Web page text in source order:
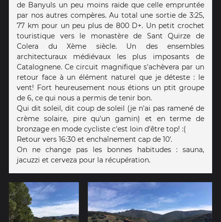
de Banyuls un peu moins raide que celle empruntée
par nos autres compères. Au total une sortie de 3:25,
77 km pour un peu plus de 800 D+. Un petit crochet
touristique vers le monastère de Sant Quirze de
Colera du Xème siècle. Un des ensembles
architecturaux médiévaux les plus imposants de
Catalognene. Ce circuit magnifique s'achèvera par un
retour face à un élément naturel que je déteste : le
vent! Fort heureusement nous étions un ptit groupe
de 6, ce qui nous a permis de tenir bon.
Qui dit soleil, dit coup de soleil (je n'ai pas ramené de
crème solaire, pire qu'un gamin) et en terme de
bronzage en mode cycliste c'est loin d'être top! :(
Retour vers 16:30 et enchaînement cap de 10'.
On ne change pas les bonnes habitudes : sauna,
jacuzzi et cerveza pour la récupération.